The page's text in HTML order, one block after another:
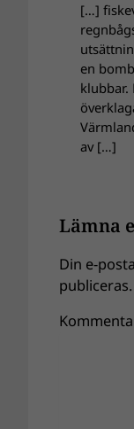
[…]
en
klubbar.
av […]
Lämna
Din e-
publiceras.